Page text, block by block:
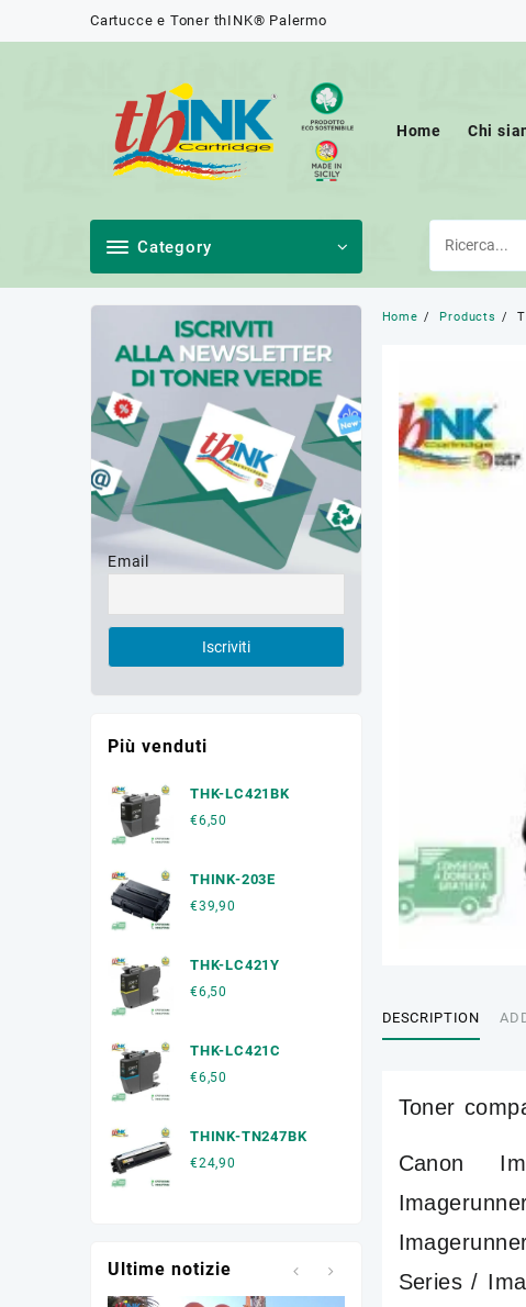
Cartucce e Toner thINK® Palermo
Home Chi
Category
Home Products
DESCRIPTION
Toner
Canon
Series /
Email
Più venduti
THK-LC421BK
€6,50
THINK-203E
€39,90
THK-LC421Y
€6,50
THK-LC421C
€6,50
THINK-TN247BK
€24,90
Ultime notizie